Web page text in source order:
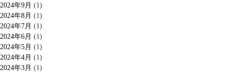
2024年9月 (1)
2024年8月 (1)
2024年7月 (1)
2024年6月 (1)
2024年5月 (1)
2024年4月 (1)
2024年3月 (1)